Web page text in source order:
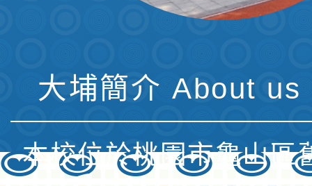
大埔簡介 About us
本校位於桃園市龜山區